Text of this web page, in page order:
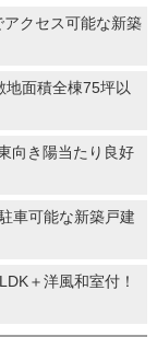
クセス可能な新築
面積全棟75坪以
向き陽当たり良好
車可能な新築戸建
＋洋風和室付！